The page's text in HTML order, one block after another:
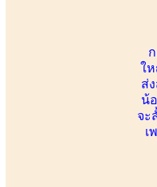
ใ
ส่
น้
จะ
เ